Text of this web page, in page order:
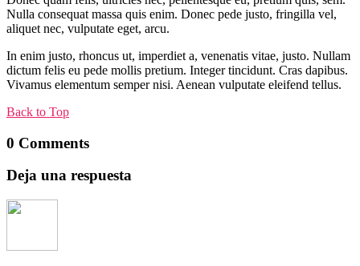
Nulla consequat massa quis enim. Donec pede justo, fringilla vel,
aliquet nec, vulputate eget, arcu.
In enim justo, rhoncus ut, imperdiet a, venenatis vitae, justo. Nullam
dictum felis eu pede mollis pretium. Integer tincidunt. Cras dapibus.
Vivamus elementum semper nisi. Aenean vulputate eleifend tellus.
Back to Top
0 Comments
Deja una respuesta